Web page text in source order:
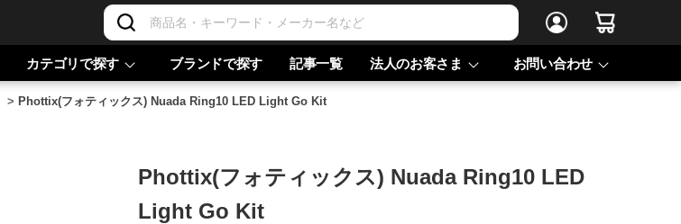
カテゴリで探す ブランドで探す 記事一覧 法人のお客さま お問い合わせ
> Phottix(フォティックス) Nuada Ring10 LED Light Go Kit
Phottix(フォティックス) Nuada Ring10 LED
Light Go Kit